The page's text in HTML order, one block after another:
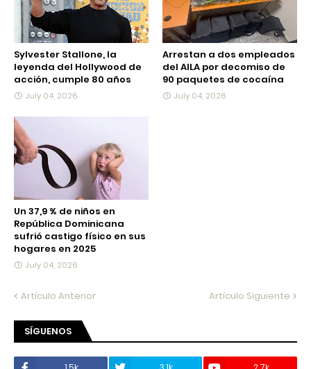
Sylvester Stallone, la
leyenda del Hollywood de
acción, cumple 80 años
July 04, 2026
Arrestan a dos empleados
del AILA por decomiso de
90 paquetes de cocaína
July 04, 2026
Un 37,9 % de niños en
República Dominicana
sufrió castigo físico en sus
hogares en 2025
July 04, 2026
Artículo Anterior Artículo Siguiente
SÍGUENOS